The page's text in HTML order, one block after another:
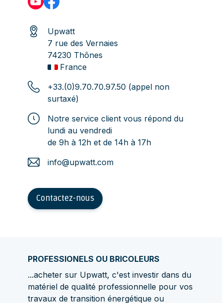
Upwatt
7 rue des Vernaies
74230 Thônes
France
+33.(0)9.70.70.97.50 (appel non
surtaxé)
Notre service client vous répond du
lundi au vendredi
de 9h à 12h et de 14h à 17h
info@upwatt.com
Contactez-nous
PROFESSIONELS OU BRICOLEURS
...acheter sur Upwatt, c'est investir dans du
matériel de qualité professionnelle pour vos
travaux de transition énergétique ou